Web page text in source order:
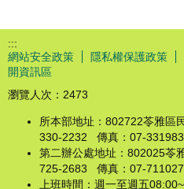
:::
網站安全政策
隱私權保護政策
開資訊區
瀏覽人次： 2473
所本部地址：802722苓雅
330-2232 傳真：07-
第二辦公處地址：802025
725-2683 傳真：07-
上班時間：週一至週五